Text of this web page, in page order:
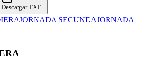
Descargar TXT
JORNADA SEGUNDAJORNADA